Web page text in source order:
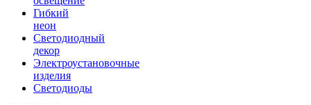
Гибкий
неон
Светодиодный
декор
Электроустановочные
изделия
Светодиоды